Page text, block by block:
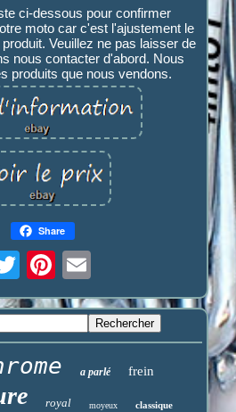
ci-dessous pour confirmer
moto car c'est l'ajustement le
Veuillez ne pas laisser de
nous contacter d'abord. Nous
produits que nous vendons.
Share
a parlé frein
royal moyeux classique